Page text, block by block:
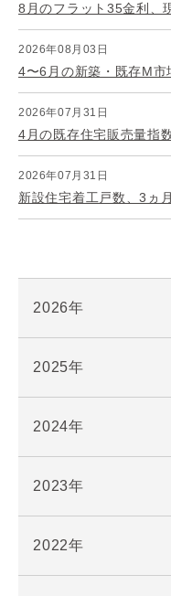
8月のフラット35金利、
2026年08月03日
4〜6月の新築・既存M市
2026年07月31日
4月の既存住宅販売量指
2026年07月31日
新設住宅着工戸数、3ヵ
2026年
2025年
2024年
2023年
2022年